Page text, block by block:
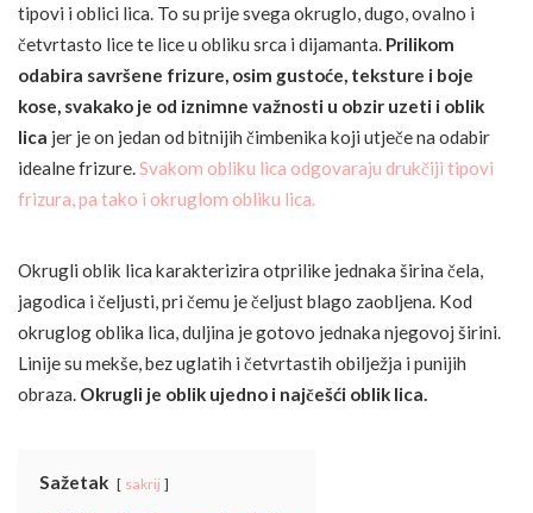
tipovi i oblici lica. To su prije svega okruglo, dugo, ovalno i
četvrtasto lice te lice u obliku srca i dijamanta. Prilikom
odabira savršene frizure, osim gustoće, teksture i boje
kose, svakako je od iznimne važnosti u obzir uzeti i oblik
lica jer je on jedan od bitnijih čimbenika koji utječe na odabir
idealne frizure.Svakom obliku lica odgovaraju drukčiji tipovi
frizura, pa tako i okruglom obliku lica.
Okrugli oblik lica karakterizira otprilike jednaka širina čela,
jagodica i čeljusti, pri čemu je čeljust blago zaobljena. Kod
okruglog oblika lica, duljina je gotovo jednaka njegovoj širini.
Linije su mekše, bez uglatih i četvrtastih obilježja i punijih
obraza. Okrugli je oblik ujedno i najčešći oblik lica.
Sažetak sakrij